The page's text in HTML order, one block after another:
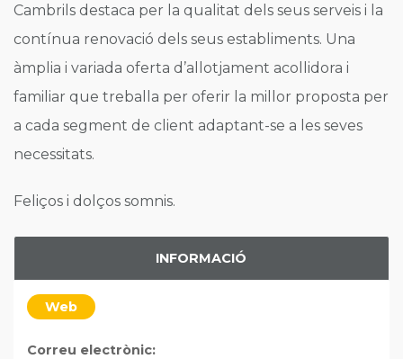
Cambrils destaca per la qualitat dels seus serveis i la
contínua renovació dels seus establiments. Una
àmplia i variada oferta d’allotjament acollidora i
familiar que treballa per oferir la millor proposta per
a cada segment de client adaptant-se a les seves
necessitats.
Feliços i dolços somnis.
INFORMACIÓ
Web
Correu electrònic: